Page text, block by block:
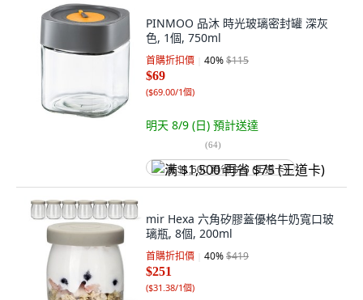
PINMOO 品沐 時光玻璃密封罐 深灰
色, 1個, 750ml
首購折扣價 40%$115
$69
($69.00/1個)
明天 8/9 (日) 預計送達
(64)
满 $1,500 再省 $75 (王道卡)
mir Hexa 六角矽膠蓋優格牛奶寬口玻
璃瓶, 8個, 200ml
首購折扣價 40%$419
$251
($31.38/1個)